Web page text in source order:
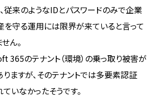
従来のようなIDとパスワードのみで企業
守る運用には限界が来ていると言って
ん。
365のテナント（環境）の乗っ取り被害が
ますが、そのテナントでは多要素認証
ていなかったそうです。